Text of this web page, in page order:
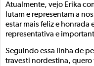
Atualmente, vejo Erika
lutam e representam a
estar mais feliz e honrada
representativa e
Seguindo essa linha de
travesti nordestina, quero